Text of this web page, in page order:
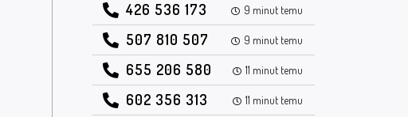
426 536 173 9 minut temu
507 810 507 9 minut temu
655 206 580 11 minut temu
602 356 313 11 minut temu